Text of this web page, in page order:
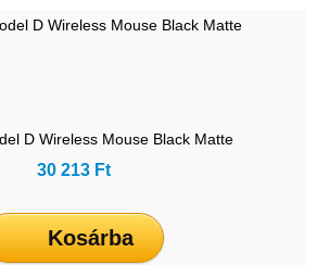
D Wireless Mouse Black Matte
30 213 Ft
Kosárba